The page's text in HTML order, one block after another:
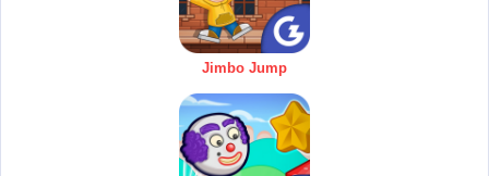
Jimbo Jump